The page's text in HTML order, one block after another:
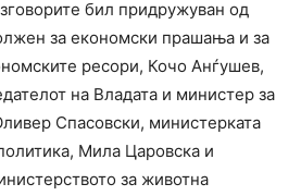
бил придружуван од
за економски прашања и за
ресори, Кочо Анѓушев,
на Владата и министер за
Спасовски, министерката
Мила Царовска и
за животна